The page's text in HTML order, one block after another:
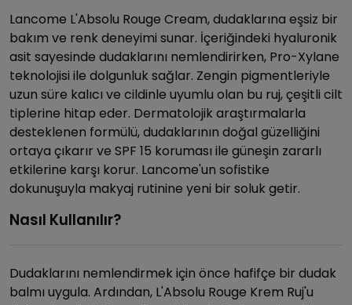
Lancome L'Absolu Rouge Cream, dudaklarına eşsiz bir
bakım ve renk deneyimi sunar. İçeriğindeki hyaluronik
asit sayesinde dudaklarını nemlendirirken, Pro-Xylane
teknolojisi ile dolgunluk sağlar. Zengin pigmentleriyle
uzun süre kalıcı ve cildinle uyumlu olan bu ruj, çeşitli cilt
tiplerine hitap eder. Dermatolojik araştırmalarla
desteklenen formülü, dudaklarının doğal güzelliğini
ortaya çıkarır ve SPF 15 koruması ile güneşin zararlı
etkilerine karşı korur. Lancome'un sofistike
dokunuşuyla makyaj rutinine yeni bir soluk getir.
Nasıl Kullanılır?
Dudaklarını nemlendirmek için önce hafifçe bir dudak
balmı uygula. Ardından, L'Absolu Rouge Krem Ruj'u